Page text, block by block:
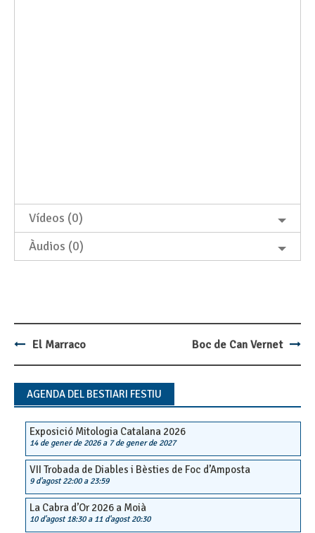
Vídeos (0)
Àudios (0)
Post
navigation
El Marraco Boc de Can Vernet
AGENDA DEL BESTIARI FESTIU
Exposició Mitologia Catalana 2026
14 de gener de 2026a 7 de gener de 2027
VII Trobada de Diables i Bèsties de Foc d’Amposta
9 d'agost 22:00a 23:59
La Cabra d’Or 2026 a Moià
10 d'agost 18:30a 11 d'agost 20:30